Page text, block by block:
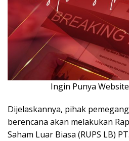
Ingin Punya
Dijelaskannya, pihak
berencana akan melakukan
Saham Luar Biasa (RUPS LB)